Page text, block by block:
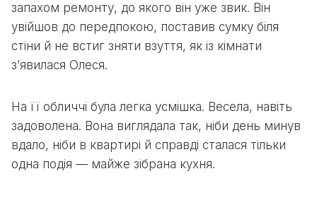
запахом ремонту, до якого він уже звик. Він
увійшов до передпокою, поставив сумку біля
стіни й не встиг зняти взуття, як із кімнати
з’явилася Олеся.
На її обличчі була легка усмішка. Весела, навіть
задоволена. Вона виглядала так, ніби день минув
вдало, ніби в квартирі й справді сталася тільки
одна подія — майже зібрана кухня.